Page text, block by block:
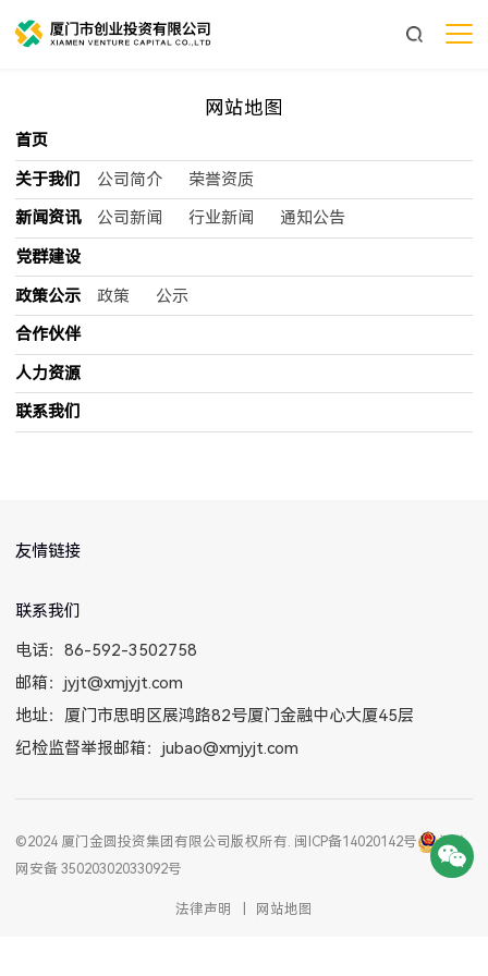
网站地图
首页
关于我们
公司简介
荣誉资质
新闻资讯
公司新闻 行业新闻
通知公告
党群建设
政策公示
政策
公示
合作伙伴
人力资源
联系我们
友情链接
联系我们
电话：86-592-3502758
邮箱：jyjt@xmjyjt.com
地址：厦门市思明区展鸿路82号厦门金融中心大厦45层
纪检监督举报邮箱：jubao@xmjyjt.com
©2024 厦门金圆投资集团有限公司版权所有. 闽ICP备14020142号
闽公
网安备 35020302033092号
法律声明 网站地图